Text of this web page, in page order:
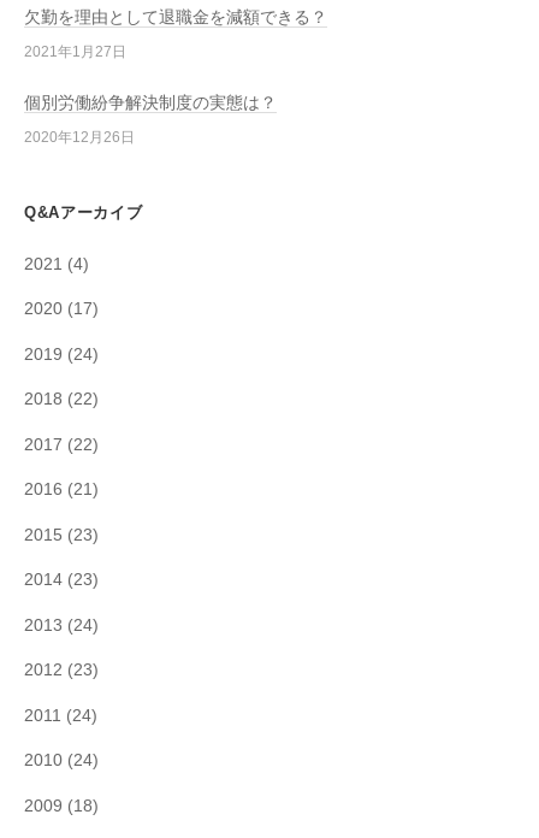
欠勤を理由として退職金を減額できる？
2021年1月27日
個別労働紛争解決制度の実態は？
2020年12月26日
Q&Aアーカイブ
2021 (4)
2020 (17)
2019 (24)
2018 (22)
2017 (22)
2016 (21)
2015 (23)
2014 (23)
2013 (24)
2012 (23)
2011 (24)
2010 (24)
2009 (18)